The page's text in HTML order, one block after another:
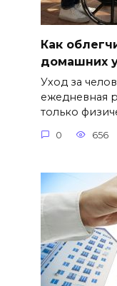
Как
домашних
Уход за
ежедневная
только
0 656